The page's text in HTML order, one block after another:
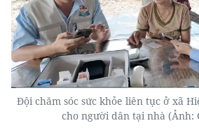
Đội chăm sóc sức khỏe liên tục ở xã
cho người dân tại nhà (Ảnh: